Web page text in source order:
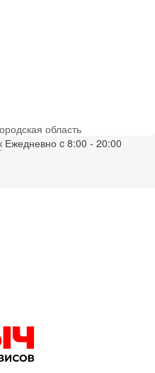
область
Ежедневно c 8:00 - 20:00